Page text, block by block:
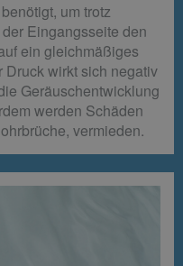
um trotz
Eingangsseite den
ein gleichmäßiges
wirkt sich negativ
Geräuschentwicklung
werden Schäden
vermieden.